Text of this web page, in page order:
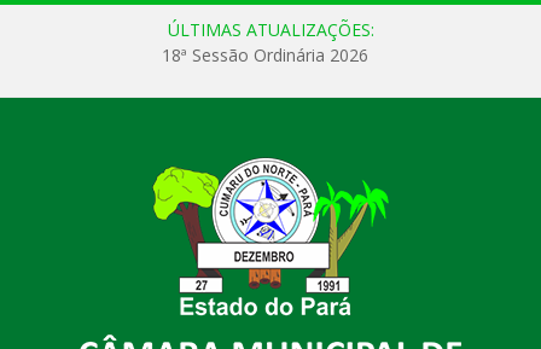
ÚLTIMAS ATUALIZAÇÕES:
18ª Sessão Ordinária 2026